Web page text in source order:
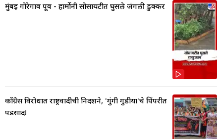
मुंबई गोरेगाव पूर्व - हार्मोनी सोसायटीत घुसले जंगली डुक्कर
काँग्रेस विरोधात राष्ट्रवादीची निदर्शने, 'गुंगी गुडीया'चे पिंपरीत
पडसाद!